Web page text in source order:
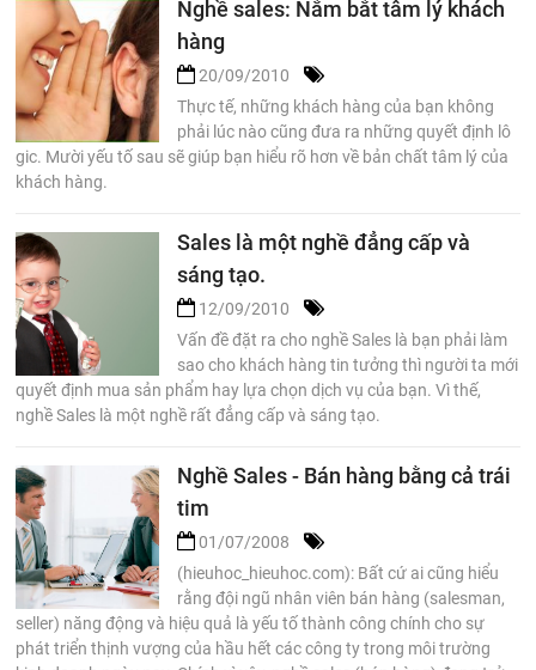
Nghề sales: Nắm bắt tâm lý khách
hàng
20/09/2010
Thực tế, những khách hàng của bạn không
phải lúc nào cũng đưa ra những quyết định lô
gic. Mười yếu tố sau sẽ giúp bạn hiểu rõ hơn về bản chất tâm lý của
khách hàng.
Sales là một nghề đẳng cấp và
sáng tạo.
12/09/2010
Vấn đề đặt ra cho nghề Sales là bạn phải làm
sao cho khách hàng tin tưởng thì người ta mới
quyết định mua sản phẩm hay lựa chọn dịch vụ của bạn. Vì thế,
nghề Sales là một nghề rất đẳng cấp và sáng tạo.
Nghề Sales - Bán hàng bằng cả trái
tim
01/07/2008
(hieuhoc_hieuhoc.com): Bất cứ ai cũng hiểu
rằng đội ngũ nhân viên bán hàng (salesman,
seller) năng động và hiệu quả là yếu tố thành công chính cho sự
phát triển thịnh vượng của hầu hết các công ty trong môi trường